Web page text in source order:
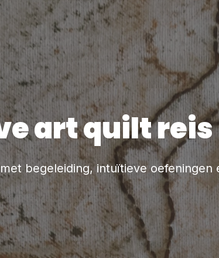
art quilt reis
begeleiding, intuïtieve oefeningen